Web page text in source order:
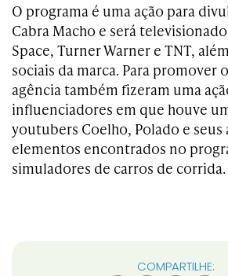
O programa é uma ação para
Cabra Macho e será
Space, Turner Warner e TNT,
sociais da marca. Para promover
agência também fizeram uma
influenciadores em que houve
youtubers Coelho, Polado e
elementos encontrados no
simuladores de carros de corrida.
COMPARTILHE: